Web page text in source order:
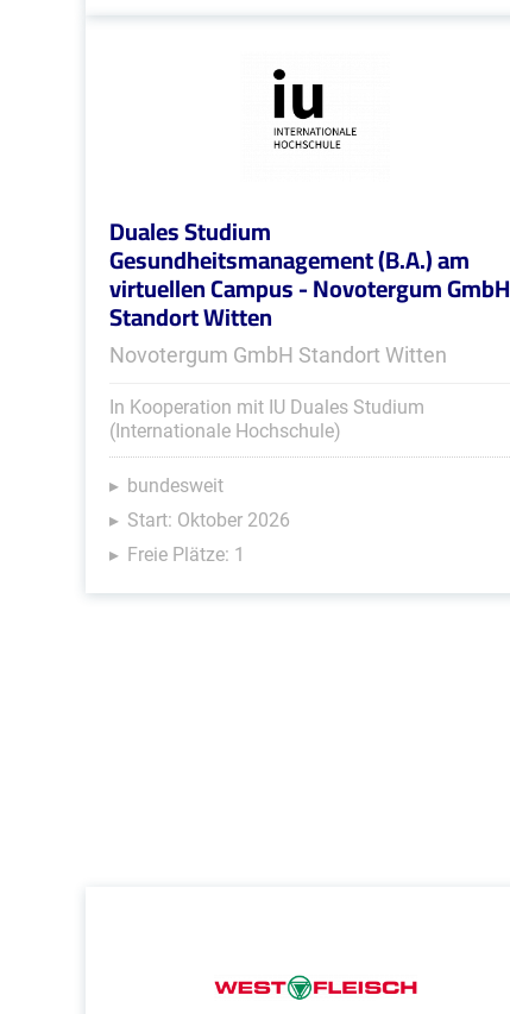
Duales Studium
Gesundheitsmanagement (B.A.) am
virtuellen Campus - Novotergum GmbH
Standort Witten
Novotergum GmbH Standort Witten
In Kooperation mit IU Duales Studium
(Internationale Hochschule)
bundesweit
Start: Oktober 2026
Freie Plätze: 1